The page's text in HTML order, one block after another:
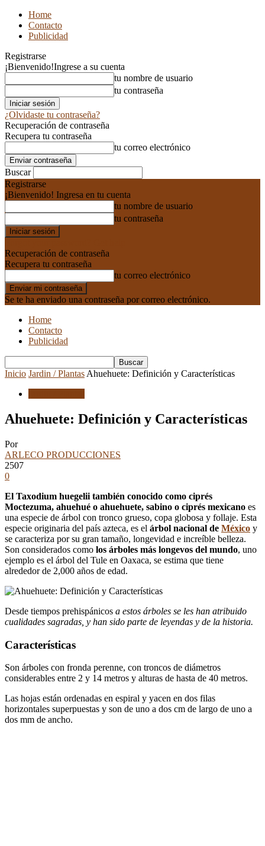
Home
Contacto
Publicidad
Registrarse
¡Bienvenido!Ingrese a su cuenta
tu nombre de usuario
tu contraseña
¿Olvidaste tu contraseña?
Recuperación de contraseña
Recupera tu contraseña
tu correo electrónico
Buscar
Registrarse
¡Bienvenido! Ingresa en tu cuenta
tu nombre de usuario
tu contraseña
Recuperación de contraseña
Recupera tu contraseña
tu correo electrónico
Se te ha enviado una contraseña por correo electrónico.
Home
Contacto
Publicidad
Inicio Jardin / Plantas Ahuehuete: Definición y Características
Ahuehuete: Definición y Características
Por
ARLECO PRODUCCIONES
2507
0
El Taxodium huegelii también conocido como ciprés
Moctezuma, ahuehué o ahuehuete, sabino o ciprés mexicano es
una especie de árbol con tronco grueso, copa globosa y follaje. Esta
especie originaria del país azteca, es el árbol nacional de México y
se caracteriza por su gran tamaño, longevidad e increíble belleza.
Son considerados como los árboles más longevos del mundo, uno
ejemplo es el árbol del Tule en Oaxaca, se estima que tiene
alrededor de 2,000 años de edad.
Desde tiempos prehispánicos a estos árboles se les han atribuido
cualidades sagradas, y han sido parte de leyendas y de la historia.
Características
Son árboles con fronda perenne, con troncos de diámetros
considerables entre 2 y 14 metros y alturas de hasta de 40 metros.
Las hojas están ordenadas en espiral y yacen en dos filas
horizontales superpuestas y son de uno a dos cm de largo de uno a
dos mm de ancho.